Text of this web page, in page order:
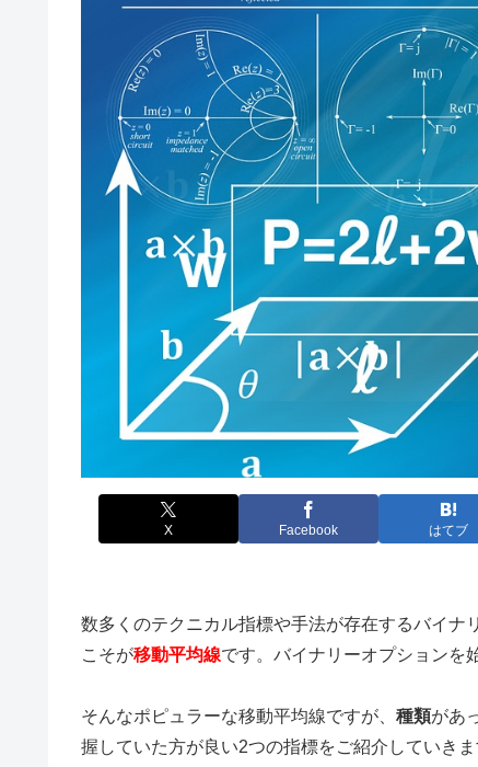
X Facebook はてブ
数多くのテクニカル指標や手法が存在するバイ
こそが移動平均線です。バイナリーオプションを
そんなポピュラーな移動平均線ですが、 種類があ
握していた方が良い2つの指標をご紹介していきま